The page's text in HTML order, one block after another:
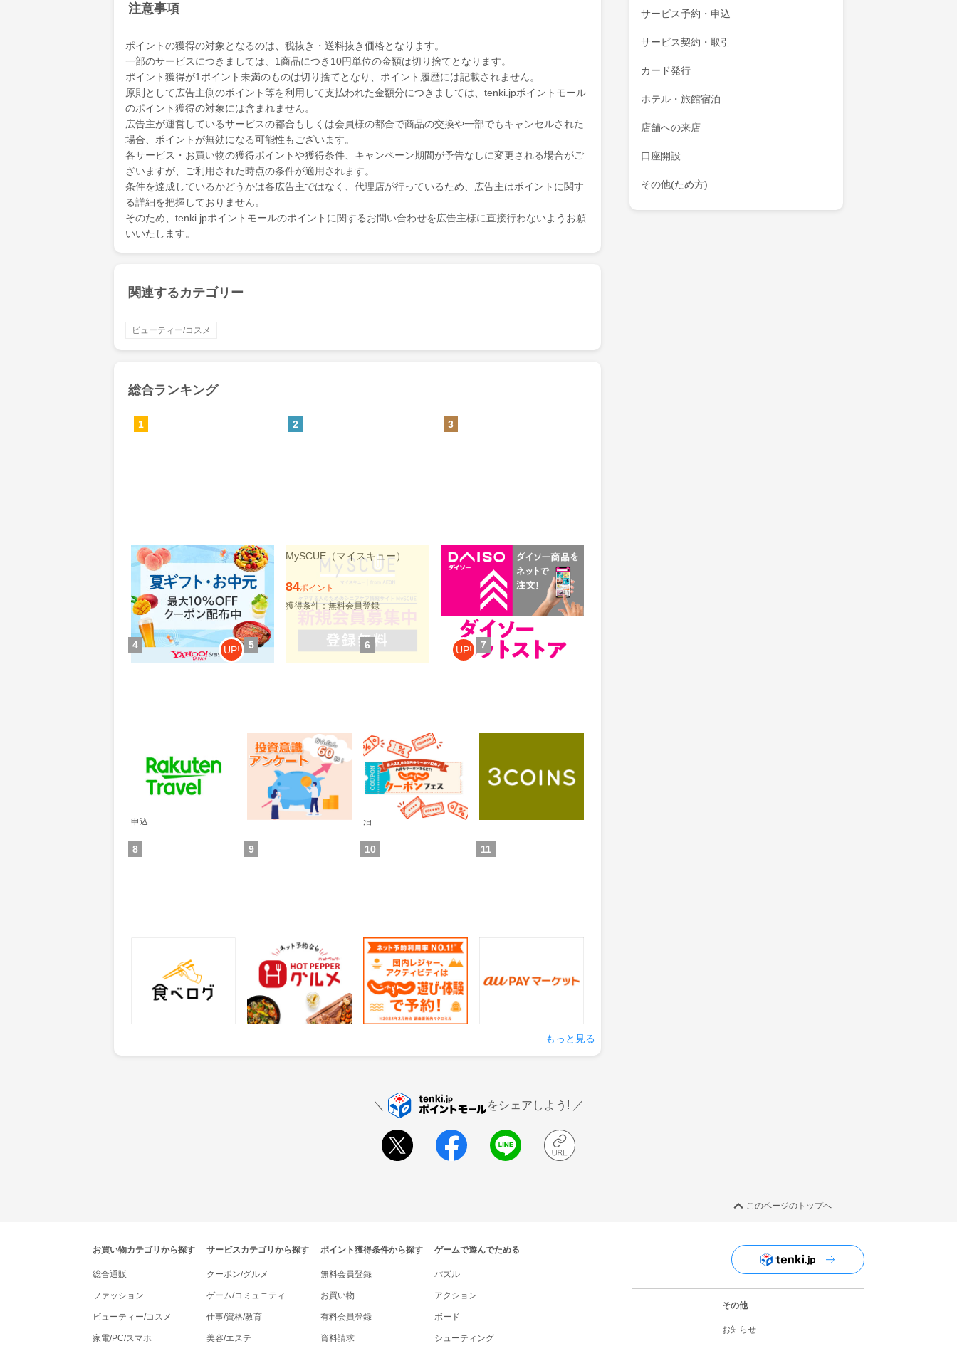
注意事項
ポイントの獲得の対象となるのは、税抜き・送料抜き価格となります。
一部のサービスにつきましては、1商品につき10円単位の金額は切り捨てとなります。
ポイント獲得が1ポイント未満のものは切り捨てとなり、ポイント履歴には記載されません。
原則として広告主側のポイント等を利用して支払われた金額分につきましては、tenki.jpポイントモール
のポイント獲得の対象には含まれません。
広告主が運営しているサービスの都合もしくは会員様の都合で商品の交換や一部でもキャンセルされた
場合、ポイントが無効になる可能性もございます。
各サービス・お買い物の獲得ポイントや獲得条件、キャンペーン期間が予告なしに変更される場合がご
ざいますが、ご利用された時点の条件が適用されます。
条件を達成しているかどうかは各広告主ではなく、代理店が行っているため、広告主はポイントに関す
る詳細を把握しておりません。
そのため、tenki.jpポイントモールのポイントに関するお問い合わせを広告主様に直接行わないようお願
いいたします。
関連するカテゴリー
ビューティー/コスメ
総合ランキング
Yahoo!ショッピング(ヤフー シ
ョッピング)
1
0.46% 還元
獲得条件：お買い物
MySCUE（マイスキュー）
2
84ポイント
獲得条件：無料会員登録
公式通販【ダイソーネットスト
ア】
3
還元
獲得条件：お買い物
4 UP!
ポイント
通常：50ポイント
申込
レオンワークス 投資ア
ンケート
5
ポイント
獲得条件：その他(ため方)
じゃらんnet
6 UP!
0.6%
還元
通常：0.5%還元
獲得条件：ホテル・旅館宿
泊
ONLINE STORE（パル
クローゼットオンライ
7
1%還元
8
ポイント
獲得条件：サービス予約・
ホットペッパーグルメ
9
50 ポイント
獲得条件：店舗への来店
じゃらん 遊び・体験予
10
1.5%還元
獲得条件：サービス予約・
申込
11
0.5% 還元
もっと見る
サービス予約・申込
サービス契約・取引
カード発行
ホテル・旅館宿泊
店舗への来店
口座開設
その他(ため方)
をシェアしよう!
このページのトップへ
tenki.jpポイントモールナビゲーション
お買い物カテゴリから探す
総合通販
ファッション
ビューティー/コスメ
家電/PC/スマホ
サービスカテゴリから探す
クーポン/グルメ
ゲーム/コミュニティ
仕事/資格/教育
美容/エステ
ポイント獲得条件から探す
無料会員登録
お買い物
有料会員登録
資料請求
ゲームで遊んでためる
パズル
アクション
ボード
シューティング
ユーザーナビゲーション
その他
お知らせ